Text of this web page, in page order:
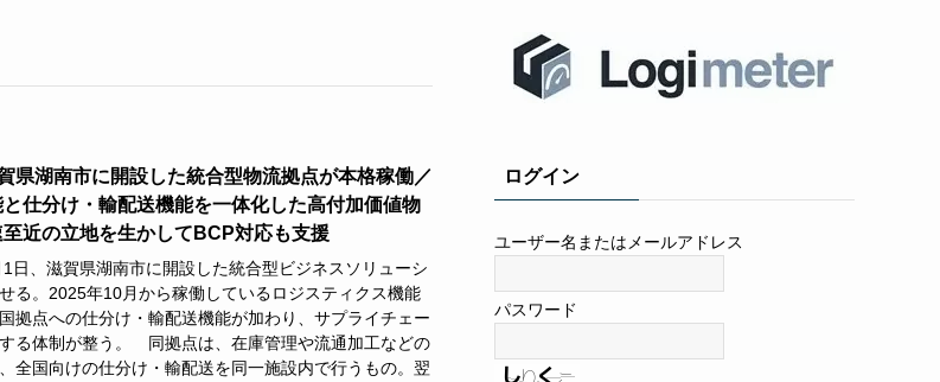
県湖南市に開設した統合型物流拠点が本格稼働／
仕分け・輸配送機能を一体化した高付加価値物
近の立地を生かしてBCP対応も支援
、滋賀県湖南市に開設した統合型ビジネスソリューシ
る。2025年10月から稼働しているロジスティクス機能
拠点への仕分け・輸配送機能が加わり、サプライチェー
る体制が整う。 同拠点は、在庫管理や流通加工などの
全国向けの仕分け・輸配送を同一施設内で行うもの。翌
ログイン
ユーザー名またはメールアドレス
パスワード